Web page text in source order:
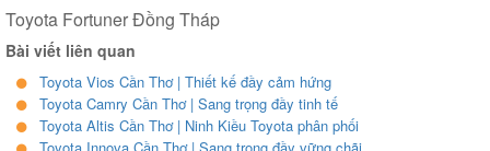
Toyota Fortuner Đồng Tháp
Bài viết liên quan
Toyota Vios Cần Thơ | Thiết kế đầy cảm hứng
Toyota Camry Cần Thơ | Sang trọng đầy tinh tế
Toyota Altis Cần Thơ | Ninh Kiều Toyota phân phối